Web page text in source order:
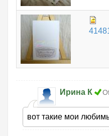
Ирина К
вот такие мои